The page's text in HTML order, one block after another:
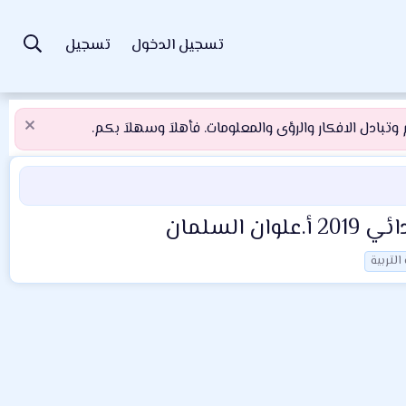
تسجيل الدخول تسجيل
الافكار والرؤى والمعلومات. فأهلاَ وسهلاَ بكم.